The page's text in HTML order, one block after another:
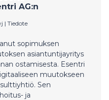
AG:n
| Tiedote
sopimuksen
asiantuntijayritys
ostamisesta. Esentri
muutokseen
Sen
ja